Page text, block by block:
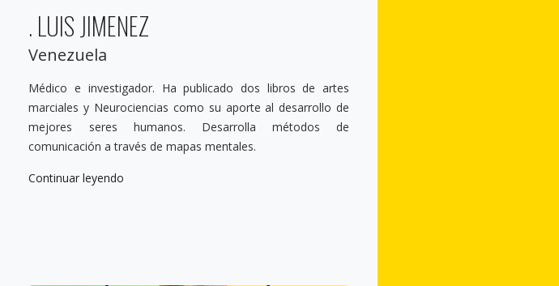
. LUIS JIMENEZ
Venezuela
Médico e investigador. Ha publicado dos libros de artes
marciales y Neurociencias como su aporte al desarrollo de
mejores seres humanos. Desarrolla métodos de
comunicación a través de mapas mentales.
Continuar leyendo